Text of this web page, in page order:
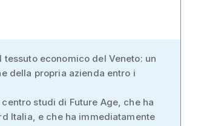
economico del Veneto: un
della propria azienda entro i
studi di Future Age, che ha
Italia, e che ha immediatamente